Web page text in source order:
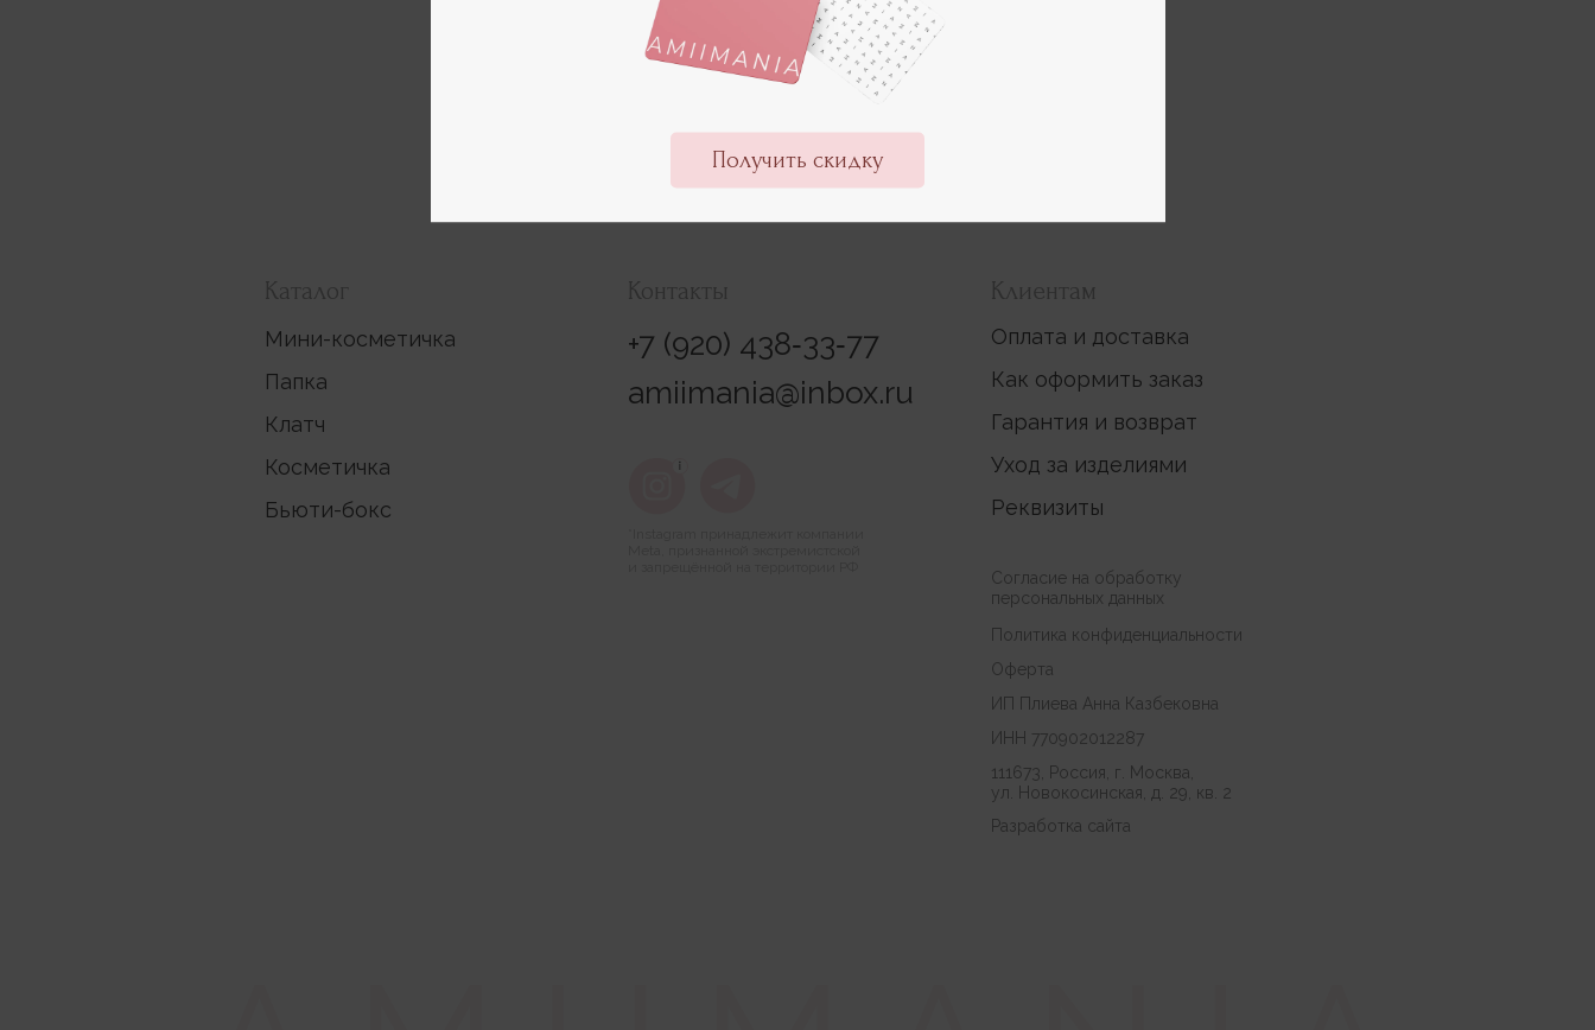
Получить скидку
Контакты
Каталог
Мини-косметичка
Папка
Клатч
Косметичка
Бьюти-бокс
Клиентам
Оплата и доставка
Как оформить заказ
Гарантия и возврат
Реквизиты
Уход за изделиями
Согласие на обработку
персональных данных
Политика конфиденциальности
Оферта
ИНН 770902012287
111673, Россия, г. Москва,
ул. Новокосинская, д. 29, кв. 2
Разработка сайта
ИП Плиева Анна Казбековна
+7 (920) 438‑33‑77
amiimania@inbox.ru